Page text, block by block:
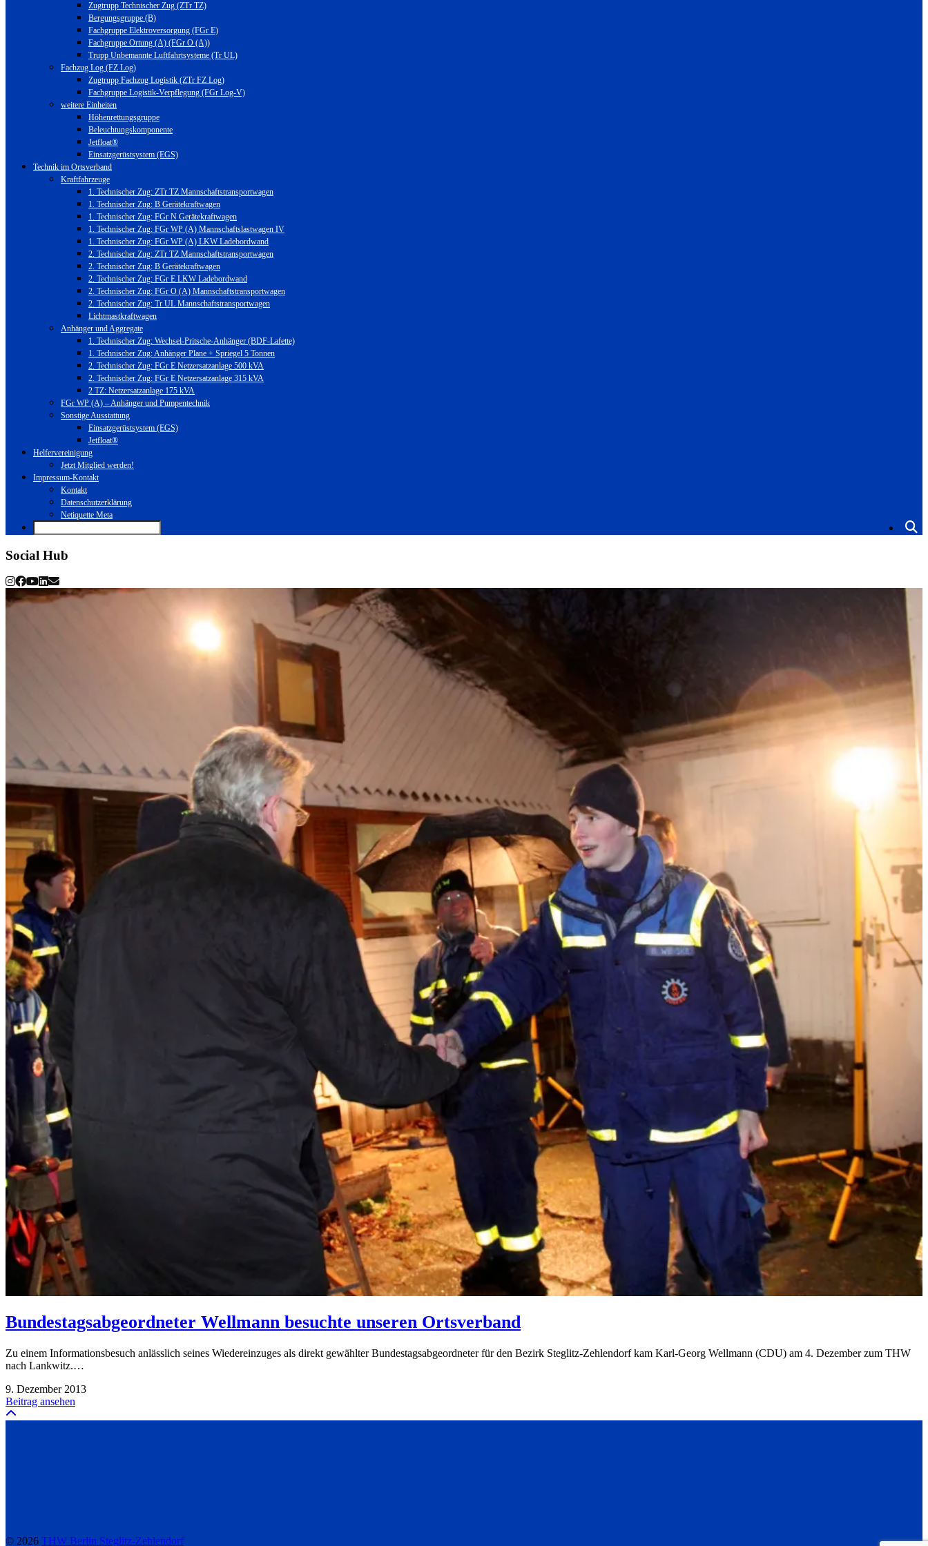
Zugtrupp Technischer Zug (ZTr TZ)
Bergungsgruppe (B)
Fachgruppe Elektroversorgung (FGr E)
Fachgruppe Ortung (A) (FGr O (A))
Trupp Unbemannte Luftfahrtsysteme (Tr UL)
Fachzug Log (FZ Log)
Zugtrupp Fachzug Logistik (ZTr FZ Log)
Fachgruppe Logistik-Verpflegung (FGr Log-V)
weitere Einheiten
Höhenrettungsgruppe
Beleuchtungskomponente
Jetfloat®
Einsatzgerüstsystem (EGS)
Technik im Ortsverband
Kraftfahrzeuge
1. Technischer Zug: ZTr TZ Mannschaftstransportwagen
1. Technischer Zug: B Gerätekraftwagen
1. Technischer Zug: FGr N Gerätekraftwagen
1. Technischer Zug: FGr WP (A) Mannschaftslastwagen IV
1. Technischer Zug: FGr WP (A) LKW Ladebordwand
2. Technischer Zug: ZTr TZ Mannschaftstransportwagen
2. Technischer Zug: B Gerätekraftwagen
2. Technischer Zug: FGr E LKW Ladebordwand
2. Technischer Zug: FGr O (A) Mannschaftstransportwagen
2. Technischer Zug: Tr UL Mannschaftstransportwagen
Lichtmastkraftwagen
Anhänger und Aggregate
1. Technischer Zug: Wechsel-Pritsche-Anhänger (BDF-Lafette)
1. Technischer Zug: Anhänger Plane + Spriegel 5 Tonnen
2. Technischer Zug: FGr E Netzersatzanlage 500 kVA
2. Technischer Zug: FGr E Netzersatzanlage 315 kVA
2 TZ: Netzersatzanlage 175 kVA
FGr WP (A) – Anhänger und Pumpentechnik
Sonstige Ausstattung
Einsatzgerüstsystem (EGS)
Jetfloat®
Helfervereinigung
Jetzt Mitglied werden!
Impressum-Kontakt
Kontakt
Datenschutzerklärung
Netiquette Meta
Social Hub
Bundestagsabgeordneter Wellmann besuchte unseren Ortsverband
Zu einem Informationsbesuch anlässlich seines Wiedereinzuges als direkt gewählter Bundestagsabgeordneter für den Bezirk Steglitz-Zehlendorf kam Karl-Georg Wellmann (CDU) am 4. Dezember zum THW
nach Lankwitz.…
9. Dezember 2013
Beitrag ansehen
© 2026 THW Berlin Steglitz-Zehlendorf